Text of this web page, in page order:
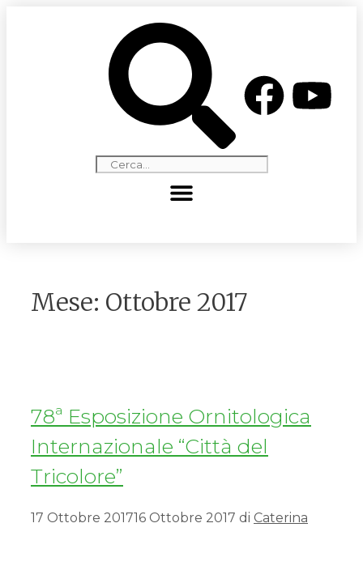
Mese: Ottobre 2017
78ª Esposizione Ornitologica
Internazionale “Città del
Tricolore”
17 Ottobre 201716 Ottobre 2017 di Caterina